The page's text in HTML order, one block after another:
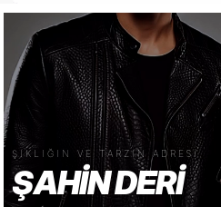
ŞIKLIĞIN VE TARZIN ADRESİ
ŞAHİN DERİ